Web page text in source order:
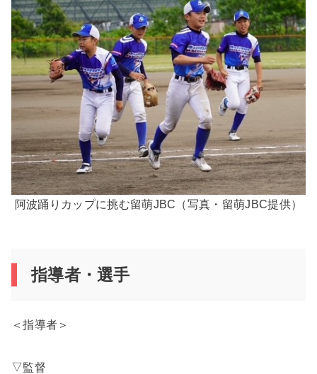
阿波踊りカップに挑む留萌JBC（写真・留萌JBC提供）
指導者・選手
＜指導者＞
▽監督